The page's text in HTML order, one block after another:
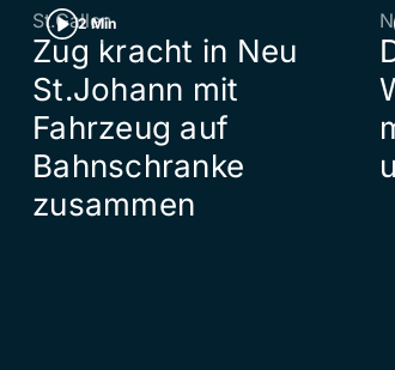
2 Min
St.Gallen
Zug kracht in Neu
St.Johann mit
Fahrzeug auf
Bahnschranke
zusammen